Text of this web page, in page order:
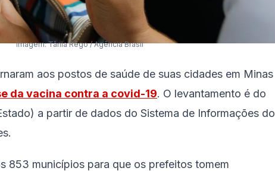
Imagem: Tânia Rêgo / Agência Brasil
aos postos de saúde de suas cidades em Minas
da vacina contra a covid-19. O levantamento é do
a partir de dados do Sistema de Informações do
853 municípios para que os prefeitos tomem